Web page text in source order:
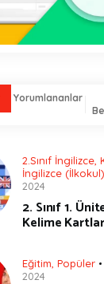
Yorumlananlar
2.Sınıf İngilizce
İngilizce (İlkokul)
2024
2. Sınıf 1.
Kelime
Eğitim Popüler
2024